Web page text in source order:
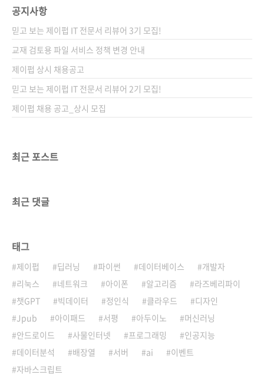
년 10월 22일 페이지 600쪽 판 형 4*6배판 변
28,000원 ISBN 978-89-962410-5-8 부가기
호: 13560 분 야 닷넷 / ASP.NET / 웹 프로그래
밍 도서 구매 사이트 강컴 교보문고 ..
공지사항
믿고 보는 제이펍 IT 전문서 리뷰어 3기 모집!
교재 검토용 파일 서비스 정책 변경 안내
제이펍 상시 채용공고
믿고 보는 제이펍 IT 전문서 리뷰어 2기 모집!
제이펍 채용 공고_상시 모집
최근 포스트
최근 댓글
태그
제이펍 딥러닝 파이썬 데이터베이스
개발자
리눅스
네트워크 아이폰 알고리즘
라즈베리파이
챗GPT
빅데이터 정인식 클라우드
디자인
Jpub
아이패드 서평 아두이노
머신러닝
안드로이드
사물인터넷 프로그래밍
인공지능
데이터분석
배장열 서버 ai
이벤트
자바스크립트